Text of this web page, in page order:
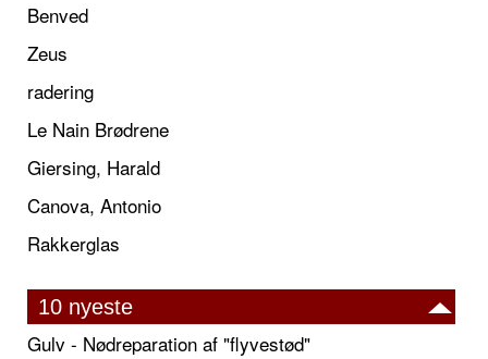
Benved
Zeus
radering
Le Nain Brødrene
Giersing, Harald
Canova, Antonio
Rakkerglas
10 nyeste
Gulv - Nødreparation af "flyvestød"